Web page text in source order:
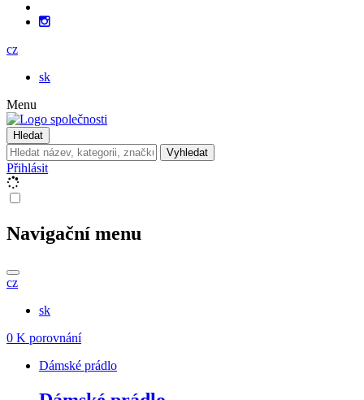
cz
sk
Menu
Hledat
Vyhledat
Přihlásit
Navigační menu
cz
sk
0 K porovnání
Dámské prádlo